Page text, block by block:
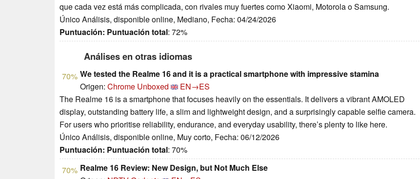
que cada vez está más complicada, con rivales muy fuertes como Xiaomi, Motorola o Samsung.
Único Análisis, disponible online, Mediano, Fecha: 04/24/2026
Puntuación: Puntuación total: 72%
Análises en otras idiomas
70% We tested the Realme 16 and it is a practical smartphone with impressive stamina
Origen: Chrome Unboxed
EN→ES
The Realme 16 is a smartphone that focuses heavily on the essentials. It delivers a vibrant AMOLED
display, outstanding battery life, a slim and lightweight design, and a surprisingly capable selfie camera.
For users who prioritise reliability, endurance, and everyday usability, there’s plenty to like here.
Único Análisis, disponible online, Muy corto, Fecha: 06/12/2026
Puntuación: Puntuación total: 70%
70% Realme 16 Review: New Design, but Not Much Else